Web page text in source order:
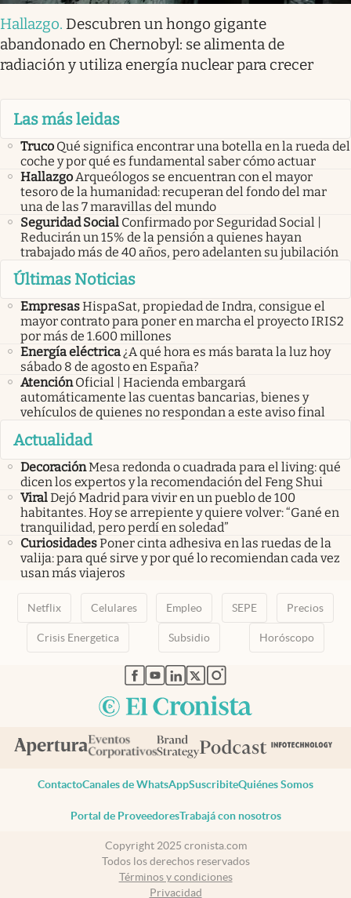
Hallazgo. Descubren un hongo gigante
abandonado en Chernobyl: se alimenta de
radiación y utiliza energía nuclear para crecer
Las más leidas
Truco Qué significa encontrar una botella en la rueda del
coche y por qué es fundamental saber cómo actuar
HallazgoArqueólogos se encuentran con el mayor
tesoro de la humanidad: recuperan del fondo del mar
una de las 7 maravillas del mundo
Seguridad Social Confirmado por Seguridad Social |
Reducirán un 15% de la pensión a quienes hayan
trabajado más de 40 años, pero adelanten su jubilación
Últimas Noticias
EmpresasHispaSat, propiedad de Indra, consigue el
mayor contrato para poner en marcha el proyecto IRIS2
por más de 1.600 millones
Energía eléctrica¿A qué hora es más barata la luz hoy
sábado 8 de agosto en España?
Atención Oficial | Hacienda embargará
automáticamente las cuentas bancarias, bienes y
vehículos de quienes no respondan a este aviso final
Actualidad
DecoraciónMesa redonda o cuadrada para el living: qué
dicen los expertos y la recomendación del Feng Shui
ViralDejó Madrid para vivir en un pueblo de 100
habitantes. Hoy se arrepiente y quiere volver: “Gané en
tranquilidad, pero perdí en soledad”
CuriosidadesPoner cinta adhesiva en las ruedas de la
valija: para qué sirve y por qué lo recomiendan cada vez
usan más viajeros
Netflix Celulares Empleo SEPE Precios
Crisis Energetica Subsidio Horóscopo
abre en nueva pestaña
abre en nueva pestaña
abre en nueva pestaña
abre en nueva pestaña
abre en nueva pestaña
ContactoCanales de WhatsAppSuscribiteQuiénes Somos
Portal de ProveedoresTrabajá con nosotros
Copyright 2025 cronista.com
Todos los derechos reservados
Términos y condiciones
Privacidad